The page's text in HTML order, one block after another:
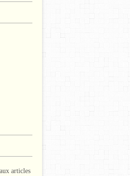
articles